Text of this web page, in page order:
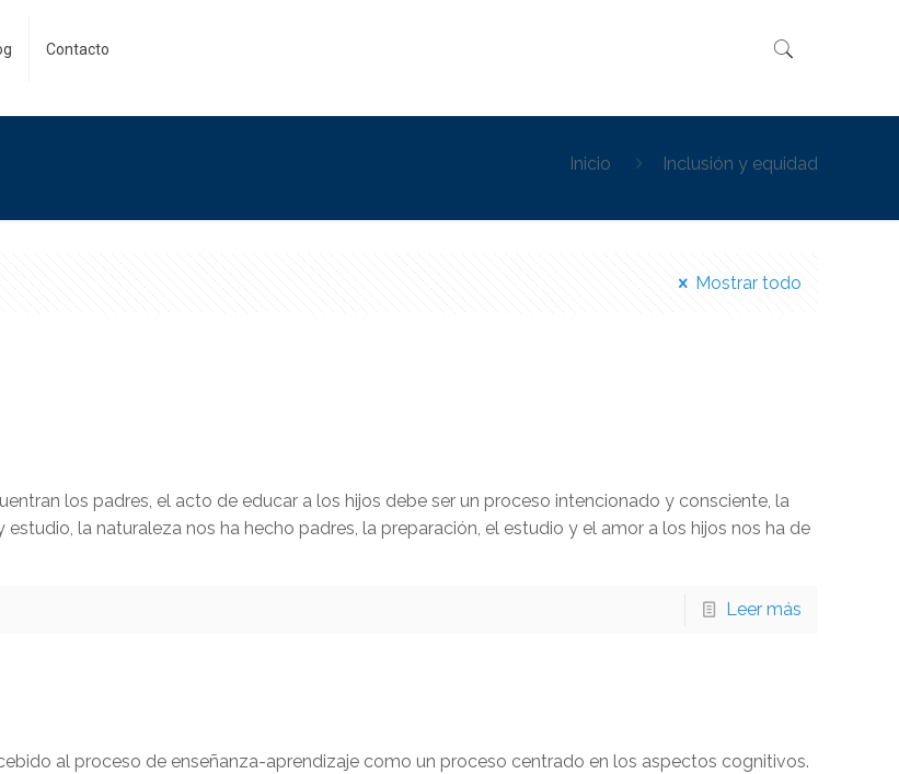
Contacto
Inicio Inclusión y equidad
Mostrar todo
los padres, el acto de educar a los hijos debe ser un proceso intencionado y consciente, la
la naturaleza nos ha hecho padres, la preparación, el estudio y el amor a los hijos nos ha de
Leer más
al proceso de enseñanza-aprendizaje como un proceso centrado en los aspectos cognitivos.